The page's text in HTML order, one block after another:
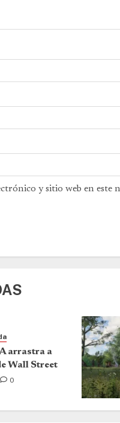
y sitio web en este
arrastra a
Wall Street
0